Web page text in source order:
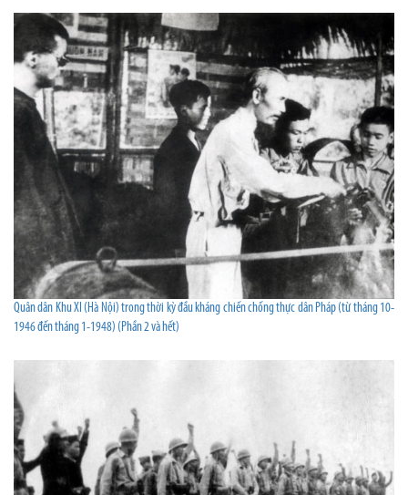
Quân dân Khu XI (Hà Nội) trong thời kỳ đầu kháng chiến chống thực dân Pháp (từ tháng 10-
1946 đến tháng 1-1948) (Phần 2 và hết)